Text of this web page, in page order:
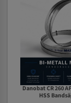
Danobat CR 260
HSS